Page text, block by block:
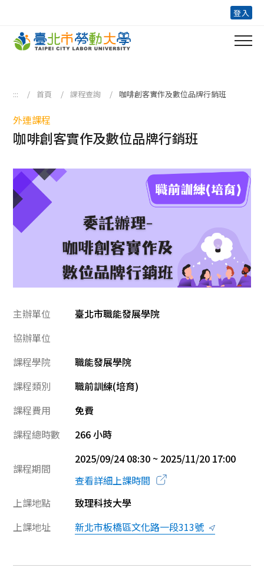
登入
::: 首頁 課程查詢 咖啡創客實作及數位品牌行銷班
外連課程
咖啡創客實作及數位品牌行銷班
主辦單位
臺北市職能發展學院
協辦單位
課程學院
職能發展學院
課程類別
職前訓練(培育)
課程費用
免費
課程總時數
266 小時
課程期間
2025/09/24 08:30 ~ 2025/11/20 17:00
查看詳細上課時間
上課地點
致理科技大學
上課地址
新北市板橋區文化路一段313號